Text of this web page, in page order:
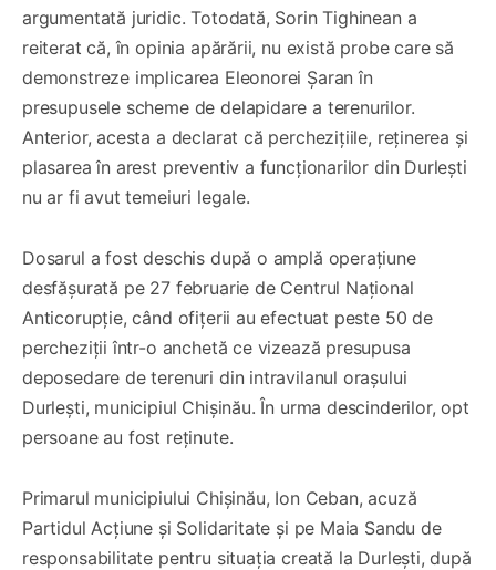
argumentată juridic. Totodată, Sorin Tighinean a
reiterat că, în opinia apărării, nu există probe care să
demonstreze implicarea Eleonorei Șaran în
presupusele scheme de delapidare a terenurilor.
Anterior, acesta a declarat că perchezițiile, reținerea și
plasarea în arest preventiv a funcționarilor din Durlești
nu ar fi avut temeiuri legale.
Dosarul a fost deschis după o amplă operațiune
desfășurată pe 27 februarie de Centrul Național
Anticorupție, când ofițerii au efectuat peste 50 de
percheziții într-o anchetă ce vizează presupusa
deposedare de terenuri din intravilanul orașului
Durlești, municipiul Chișinău. În urma descinderilor, opt
persoane au fost reținute.
Primarul municipiului Chișinău, Ion Ceban, acuză
Partidul Acțiune și Solidaritate și pe Maia Sandu de
responsabilitate pentru situația creată la Durlești, după